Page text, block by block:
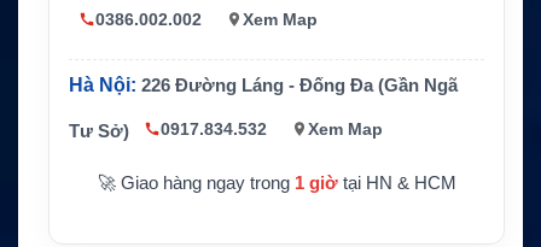
Alinco DJ-CH20, DJ-CH20B, D
J-CH20S, DJ-CH27, DJ-CH27
B, DJ-CH27S, DJ-CH201, DJ-
CH201B, DJ-CH201S, DJ-CH2
02, DJ-CH202L, DJ-CH202M,
DJ-CH202S, DJ-CH271, DJ-C
H271B, DJ-CH271S, DJ-CH27
J-CH272S, DJ-FX45, DJ-FX-4
0386.002.002 Xem Map
Hà Nội: 226 Đường Láng - Đống Đa (Gần Ngã
Tư Sở) 0917.834.532 Xem Map
🚀 Giao hàng ngay trong 1 giờtại HN & HCM